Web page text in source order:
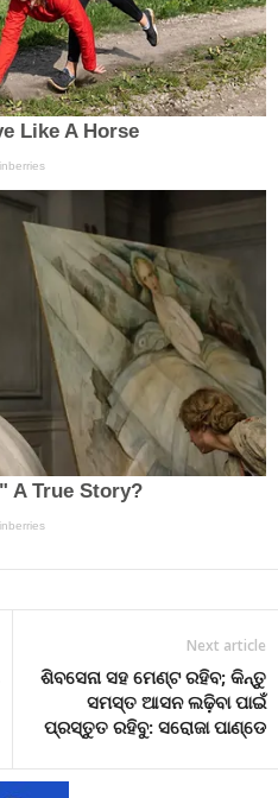
Next article
ଶିବସେନା ସହ ମେଣ୍ଟ ରହିବ; କିନ୍ତୁ
ସମସ୍ତ ଆସନ ଲଢ଼ିବା ପାଇଁ
ପ୍ରସ୍ତୁତ ରହିବୁ: ସରୋଜା ପାଣ୍ଡେ